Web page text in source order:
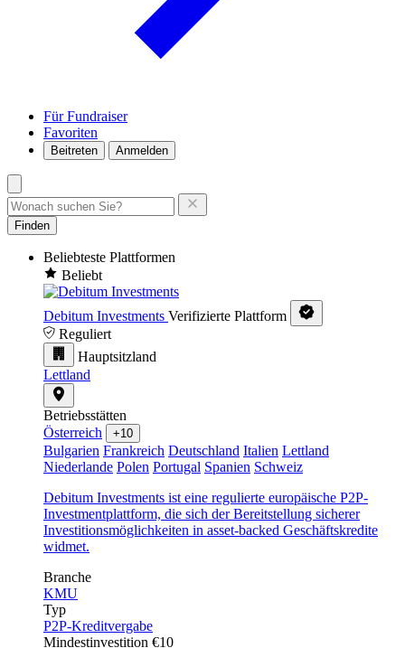
Für Fundraiser
Favoriten
Beitreten Anmelden
Finden
Beliebteste Plattformen
Beliebt
Debitum Investments Verifizierte Plattform
Reguliert
Hauptsitzland
Lettland
Betriebsstätten
Österreich
+10
Bulgarien Frankreich Deutschland Italien Lettland
Niederlande Polen Portugal Spanien Schweiz
Debitum Investments ist eine regulierte europäische P2P-
Investmentplattform, die sich der Bereitstellung sicherer
Investitionsmöglichkeiten in asset-backed Geschäftskredite
widmet.
Branche
KMU
Typ
P2P-Kreditvergabe
Mindestinvestition €10